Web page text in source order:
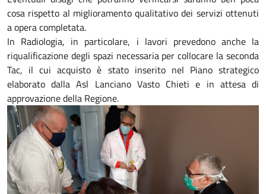
cosa rispetto al miglioramento qualitativo dei servizi ottenuti
a opera completata.
In Radiologia, in particolare, i lavori prevedono anche la
riqualificazione degli spazi necessaria per collocare la seconda
Tac, il cui acquisto è stato inserito nel Piano strategico
elaborato dalla Asl Lanciano Vasto Chieti e in attesa di
approvazione della Regione.